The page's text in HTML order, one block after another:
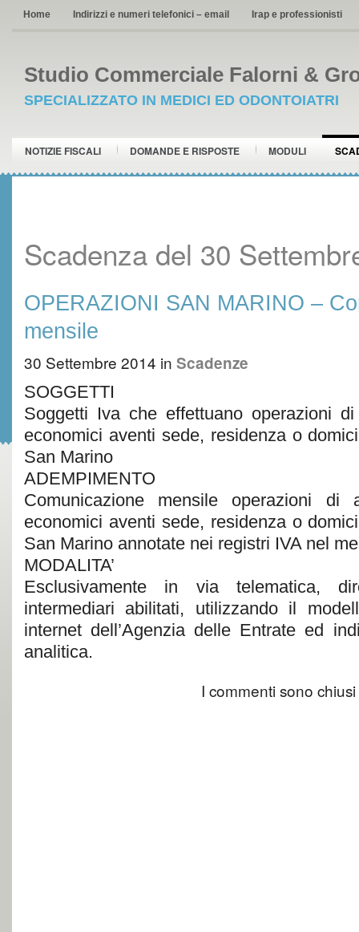
Home Indirizzi e numeri telefonici – email Irap e professionisti
Studio Commerciale Falorni &
SPECIALIZZATO IN MEDICI ED ODONTOIATRI
NOTIZIE FISCALI DOMANDE E RISPOSTE MODULI
Scadenza del 30
OPERAZIONI SAN MARINO –
mensile
30 Settembre 2014 in Scadenze
SOGGETTI
Soggetti Iva che effettuano operazioni
economici aventi sede, residenza o
San Marino
ADEMPIMENTO
Comunicazione mensile operazioni di
economici aventi sede, residenza o
San Marino annotate nei registri IVA nel
MODALITA’
Esclusivamente in via telematica,
intermediari abilitati, utilizzando il
internet dell’Agenzia delle Entrate ed
analitica.
I commenti sono chiusi